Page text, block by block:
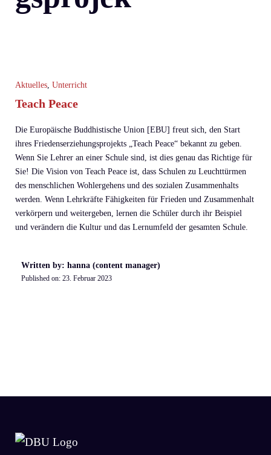
Aktuelles, Unterricht
Teach Peace
Die Europäische Buddhistische Union [EBU] freut sich, den Start
ihres Friedenserziehungsprojekts „Teach Peace“ bekannt zu geben.
Wenn Sie Lehrer an einer Schule sind, ist dies genau das Richtige für
Sie! Die Vision von Teach Peace ist, dass Schulen zu Leuchttürmen
des menschlichen Wohlergehens und des sozialen Zusammenhalts
werden. Wenn Lehrkräfte Fähigkeiten für Frieden und Zusammenhalt
verkörpern und weitergeben, lernen die Schüler durch ihr Beispiel
und verändern die Kultur und das Lernumfeld der gesamten Schule.
Written by: hanna (content manager)
Published on: 23. Februar 2023